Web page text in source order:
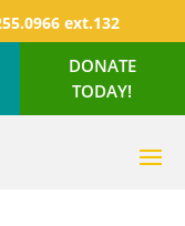
ext.132
DONATE
TODAY!